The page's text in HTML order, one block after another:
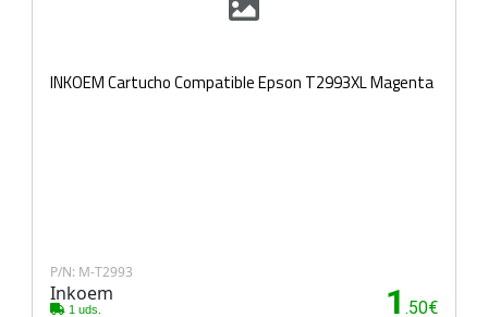
INKOEM Cartucho Compatible Epson T2993XL Magenta
P/N: M-T2993
Inkoem
1 uds. 1 .50€